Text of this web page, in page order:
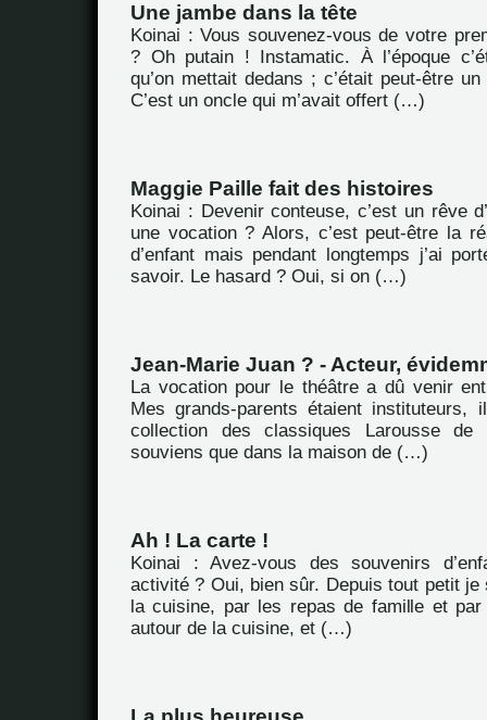
Une jambe dans la tête
Koinai : Vous souvenez-vous de votre
? Oh putain ! Instamatic. À l’époque
qu’on mettait dedans ; c’était peut-être
C’est un oncle qui m’avait offert (…)
Maggie Paille fait des histoires
Koinai : Devenir conteuse, c’est un rêve
une vocation ? Alors, c’est peut-être la
d’enfant mais pendant longtemps j’ai
savoir. Le hasard ? Oui, si on (…)
Jean-Marie Juan ? - Acteur,
La vocation pour le théâtre a dû venir
Mes grands-parents étaient instituteurs,
collection des classiques Larousse
souviens que dans la maison de (…)
Ah ! La carte !
Koinai : Avez-vous des souvenirs
activité ? Oui, bien sûr. Depuis tout petit je
la cuisine, par les repas de famille et
autour de la cuisine, et (…)